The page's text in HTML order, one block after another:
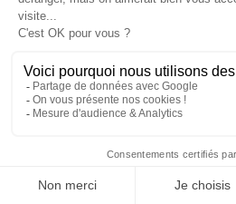
Morsang-sur-orge 91390
Indépendant
Temps plein
il y a 29 jours (09/07/2026)
New Immo Group